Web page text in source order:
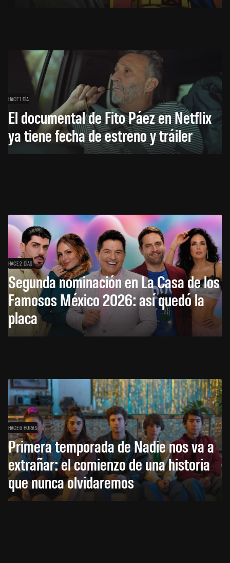
HACE 1 DÍA
El documental de Fito Páez en Netflix
ya tiene fecha de estreno y tráiler
HACE 2 DÍAS
Segunda nominación en La Casa de los
Famosos México 2026: así quedó la
placa
HACE 6 HORAS
Primera temporada de Nadie nos va a
extrañar: el comienzo de una historia
que nunca olvidaremos